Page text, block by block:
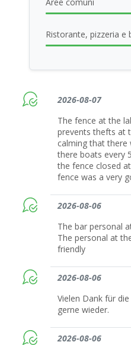
2026-08-07
The fence at the
prevents thefts at
calming that there
there boats every
the fence closed
fence was a very
2026-08-06
The bar personal
The personal at
friendly
2026-08-06
Vielen Dank für
gerne wieder.
2026-08-06
Aree comuni
Ristorante, pizzeria e